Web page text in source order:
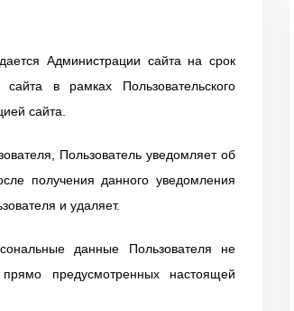
Администрации сайта на срок
в рамках Пользовательского
сайта.
Пользователь уведомляет об
получения данного уведомления
и удаляет.
данные Пользователя не
предусмотренных настоящей